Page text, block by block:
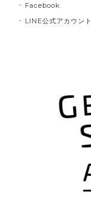
Facebook
LINE公式アカウント